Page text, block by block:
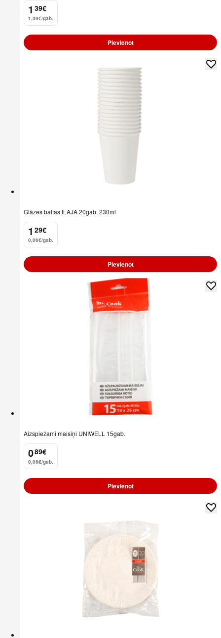
1
. 39€
1,39€/gab.
Pievienot
Glāzes baltas ILAJA 20gab. 230ml
1
. 29€
0,06€/gab.
Pievienot
Aizspiežami maisiņi UNIWELL 15gab.
0
. 89€
0,06€/gab.
Pievienot